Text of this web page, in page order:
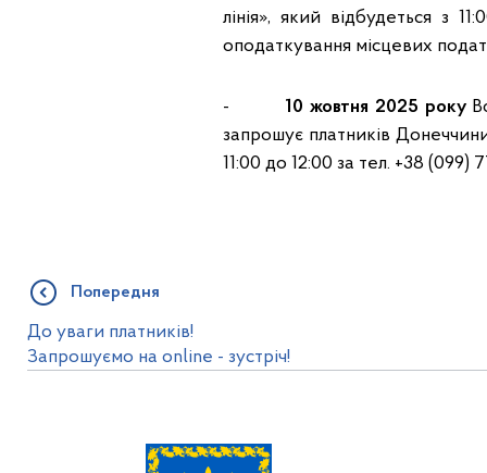
лінія», який відбудеться з
оподаткування місцевих
- 10 жовтня 2025 року
запрошує платників
11:00 до 12:00 за тел. +38
Попередня
До уваги платників!
Запрошуємо на online - зустріч!